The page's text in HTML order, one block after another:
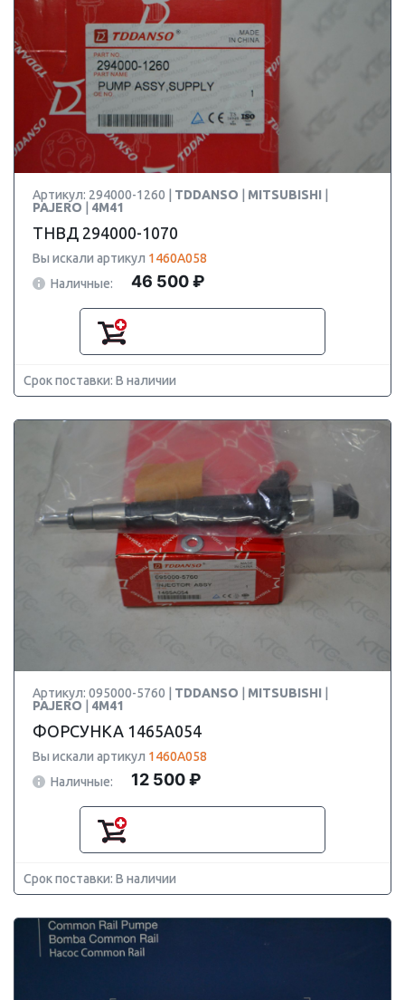
Артикул: 294000-1260 | TDDANSO MITSUBISHI
PAJERO
4M41
ТНВД 294000-1070
Вы искали артикул 1460A058
Наличные:
46 500 ₽
Срок поставки: В наличии
Артикул: 095000-5760 | TDDANSO MITSUBISHI
PAJERO
4M41
ФОРСУНКА 1465A054
Вы искали артикул 1460A058
Наличные:
12 500 ₽
Срок поставки: В наличии